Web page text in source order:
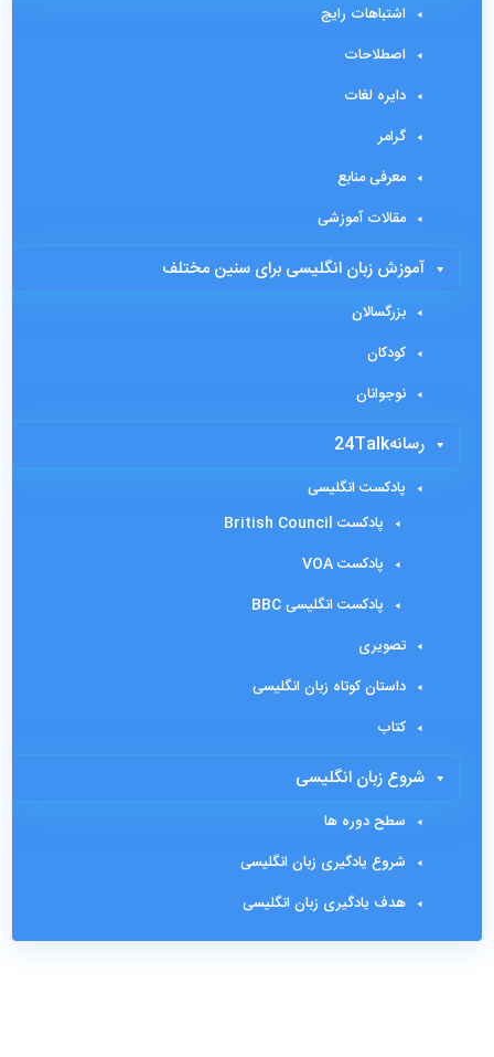
اشتباهات رایج
اصطلاحات
دایره لغات
گرامر
معرفی منابع
مقالات آموزشی
آموزش زبان انگلیسی برای سنین مختلف
بزرگسالان
کودکان
نوجوانان
رسانه24Talk
پادکست انگلیسی
پادکست British Council
پادکست VOA
پادکست انگلیسی BBC
تصویری
داستان کوتاه زبان انگلیسی
کتاب
شروع زبان انگلیسی
سطح دوره ها
شروع یادگیری زبان انگلیسی
هدف یادگیری زبان انگلیسی